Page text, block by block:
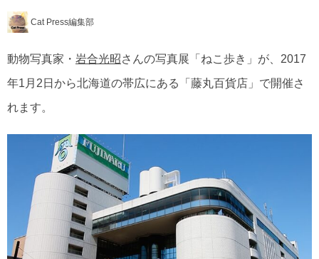
Cat Press編集部
動物写真家・ 岩合光昭さんの写真展「ねこ歩き」が、2017
年1月2日から北海道の帯広にある「藤丸百貨店」で開催さ
れます。